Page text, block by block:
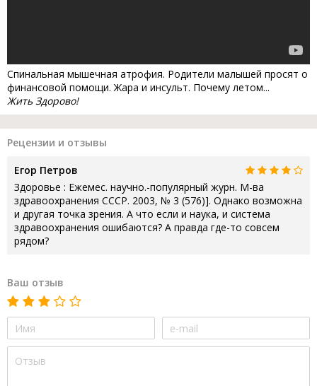
Спинальная мышечная атрофия. Родители малышей просят о
финансовой помощи. Жара и инсульт. Почему летом...
Жить Здорово!
Рецензии и отзывы
Егор Петров
Здоровье : Ежемес. научно.-популярный журн. М-ва
здравоохранения СССР. 2003, № 3 (576)]. Однако возможна
и другая точка зрения. А что если и наука, и система
здравоохранения ошибаются? А правда где-то совсем
рядом?
Ваш отзыв